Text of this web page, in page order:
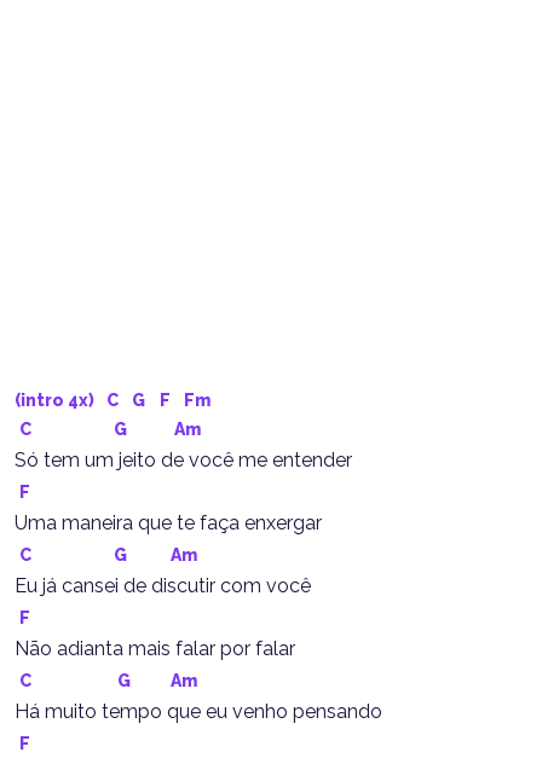
(intro 4x) C G F
Fm
C
G Am
Só tem um jeito de você me entender
F
Uma maneira que te faça enxergar
C G Am
Eu já cansei de discutir com você
F
Não adianta mais falar por falar
C G Am
Há muito tempo que eu venho pensando
F